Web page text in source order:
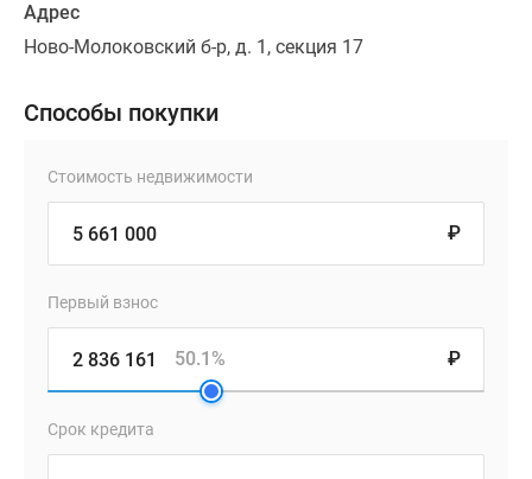
Адрес
Ново-Молоковский б-р, д. 1, секция 17
Способы покупки
Стоимость недвижимости
₽
Первый взнос
₽
50.1%
Срок кредита